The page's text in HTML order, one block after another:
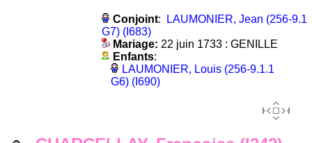
Conjoint:
LAUMONIER, Jean (256-9.1
G7) (I683)
Mariage: 22 juin 1733 : GENILLE
Enfants:
LAUMONIER, Louis (256-9.1.1
G6) (I690)